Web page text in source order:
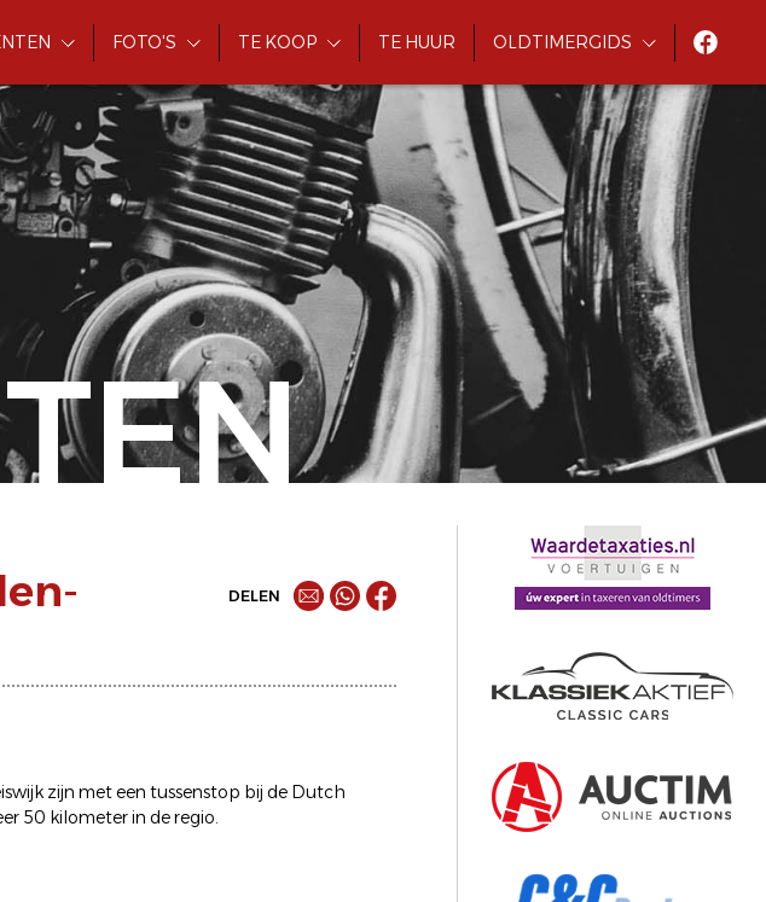
FOTO'S TE KOOP TE HUUR OLDTIMERGIDS
DELEN
zijn met een tussenstop bij de Dutch
50 kilometer in de regio.